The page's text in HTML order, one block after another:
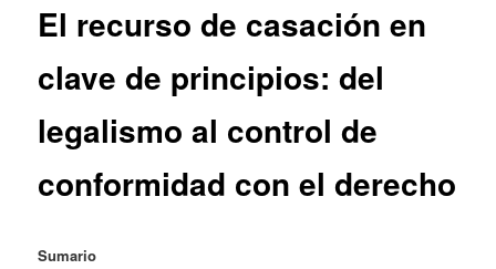
El recurso de casación en
clave de principios: del
legalismo al control de
conformidad con el derecho
Sumario